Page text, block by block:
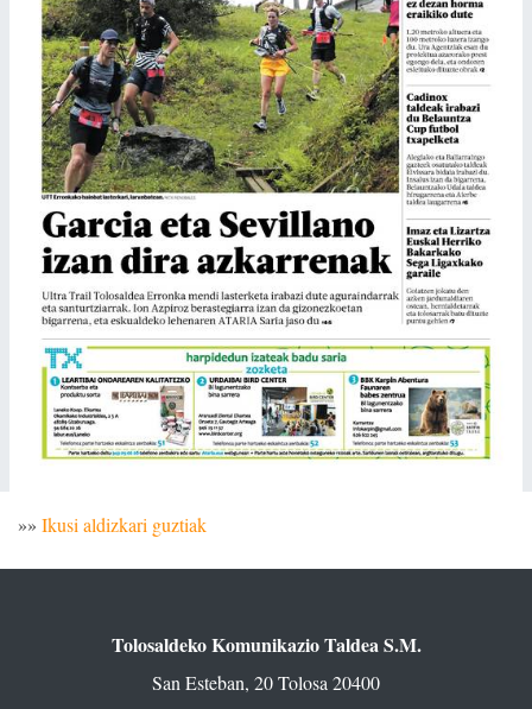
»» Ikusi aldizkari guztiak
Tolosaldeko Komunikazio Taldea S.M.
San Esteban, 20 Tolosa 20400